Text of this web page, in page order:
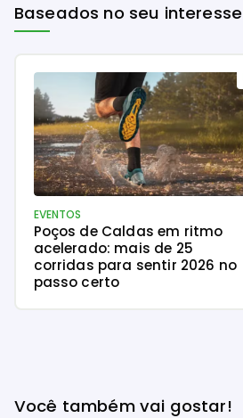
Baseados no seu interesse
EVENTOS
Poços de Caldas em ritmo
acelerado: mais de 25
corridas para sentir 2026 no
passo certo
Você também vai gostar!